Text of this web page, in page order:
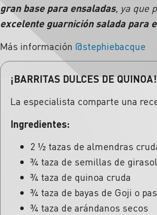
gran base para ensaladas, ya que
excelente guarnición salada para
Más información @stephiebacque
¡BARRITAS DULCES DE QUINOA!
La especialista comparte una
Ingredientes:
2 ½ tazas de almendras
¾ taza de semillas de
¾ taza de quinoa cruda
¾ taza de bayas de Goji o
¾ taza de arándanos secos